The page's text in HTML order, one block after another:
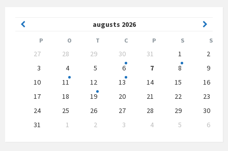
augusts 2026
Previous
Month
Month
P O T C P S S
calendar
27 28 29 30 31 1
2
3
4 5 6 7 8
9
10
11 12 13 14 15
16
17
18 19 20 21 22
23
24
25 26 27 28 29
30
31
1 2 3 4 5
6
to